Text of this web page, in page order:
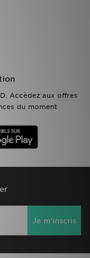
Accèdez aux offres
du moment
Je m'inscris